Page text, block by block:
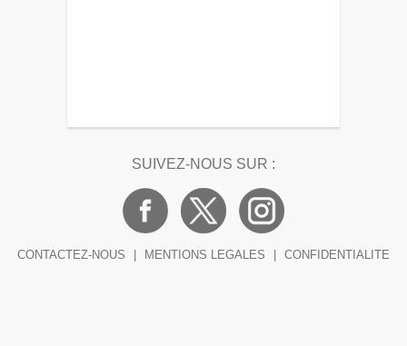
SUIVEZ-NOUS SUR :
CONTACTEZ-NOUS MENTIONS LEGALES CONFIDENTIALITE